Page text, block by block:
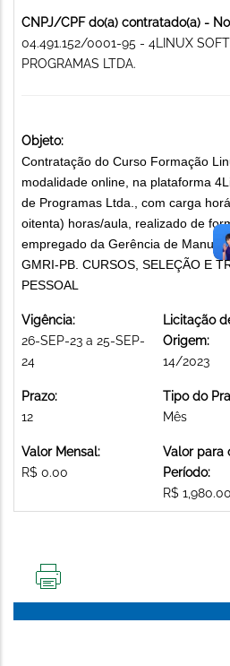
CNPJ/CPF do(a) contratado(a) -
04.491.152/0001-95 - 4LINUX
PROGRAMAS LTDA.
Objeto:
Contratação do Curso Formação
modalidade online, na plataforma
de Programas Ltda., com carga
oitenta) horas/aula, realizado de
empregado da Gerência de
GMRI-PB. CURSOS, SELEÇÃO E
PESSOAL
Vigência:
26-SEP-23 a 25-SEP-
24
Licitação
Origem:
14/2023
Prazo:
12
Tipo do
Mês
Valor Mensal:
R$ 0.00
Valor para
Período:
R$ 1,980.00
PÁGINA